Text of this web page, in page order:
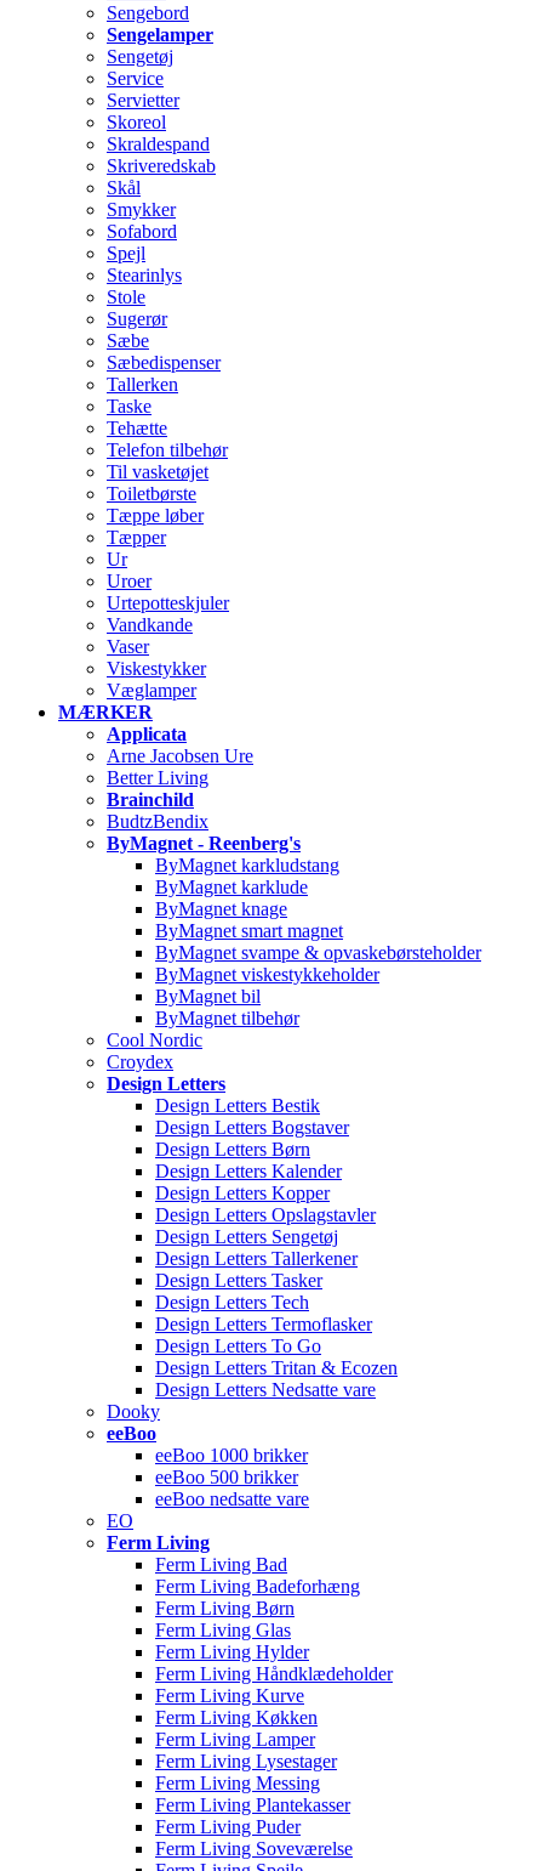
Sengebord
Sengelamper
Sengetøj
Service
Servietter
Skoreol
Skraldespand
Skriveredskab
Skål
Smykker
Sofabord
Spejl
Stearinlys
Stole
Sugerør
Sæbe
Sæbedispenser
Tallerken
Taske
Tehætte
Telefon tilbehør
Til vasketøjet
Toiletbørste
Tæppe løber
Tæpper
Ur
Uroer
Urtepotteskjuler
Vandkande
Vaser
Viskestykker
Væglamper
MÆRKER
Applicata
Arne Jacobsen Ure
Better Living
Brainchild
BudtzBendix
ByMagnet - Reenberg's
ByMagnet karkludstang
ByMagnet karklude
ByMagnet knage
ByMagnet smart magnet
ByMagnet svampe & opvaskebørsteholder
ByMagnet viskestykkeholder
ByMagnet bil
ByMagnet tilbehør
Cool Nordic
Croydex
Design Letters
Design Letters Bestik
Design Letters Bogstaver
Design Letters Børn
Design Letters Kalender
Design Letters Kopper
Design Letters Opslagstavler
Design Letters Sengetøj
Design Letters Tallerkener
Design Letters Tasker
Design Letters Tech
Design Letters Termoflasker
Design Letters To Go
Design Letters Tritan & Ecozen
Design Letters Nedsatte vare
Dooky
eeBoo
eeBoo 1000 brikker
eeBoo 500 brikker
eeBoo nedsatte vare
EO
Ferm Living
Ferm Living Bad
Ferm Living Badeforhæng
Ferm Living Børn
Ferm Living Glas
Ferm Living Hylder
Ferm Living Håndklædeholder
Ferm Living Kurve
Ferm Living Køkken
Ferm Living Lamper
Ferm Living Lysestager
Ferm Living Messing
Ferm Living Plantekasser
Ferm Living Puder
Ferm Living Soveværelse